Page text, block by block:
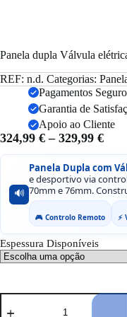
Panela dupla Válvula
REF: n.d. Categorias:
Pagamentos
Garantia de
Apoio ao Cliente
324,99 € – 329,99 €Price
🔊
Panela Dupla com
e desportivo via
70mm e 76mm.
🎮 Controlo Remoto ⚡
Espessura Disponíveis
Quantidade
de